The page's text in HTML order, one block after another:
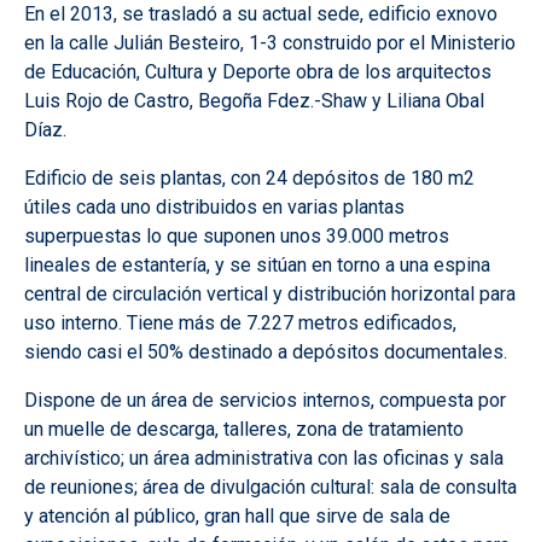
En el 2013, se trasladó a su actual sede, edificio exnovo
en la calle Julián Besteiro, 1-3 construido por el Ministerio
de Educación, Cultura y Deporte obra de los arquitectos
Luis Rojo de Castro, Begoña Fdez.-Shaw y Liliana Obal
Díaz.
Edificio de seis plantas, con 24 depósitos de 180 m2
útiles cada uno distribuidos en varias plantas
superpuestas lo que suponen unos 39.000 metros
lineales de estantería, y se sitúan en torno a una espina
central de circulación vertical y distribución horizontal para
uso interno. Tiene más de 7.227 metros edificados,
siendo casi el 50% destinado a depósitos documentales.
Dispone de un área de servicios internos, compuesta por
un muelle de descarga, talleres, zona de tratamiento
archivístico; un área administrativa con las oficinas y sala
de reuniones; área de divulgación cultural: sala de consulta
y atención al público, gran hall que sirve de sala de